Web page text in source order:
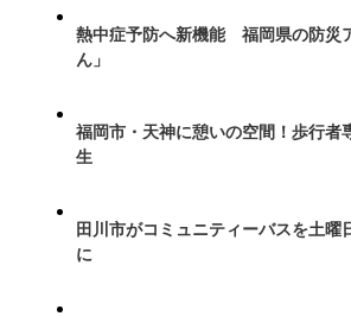
熱中症予防へ新機能 福岡県の防災
ん」
福岡市・天神に憩いの空間！歩行者
生
田川市がコミュニティーバスを土
に